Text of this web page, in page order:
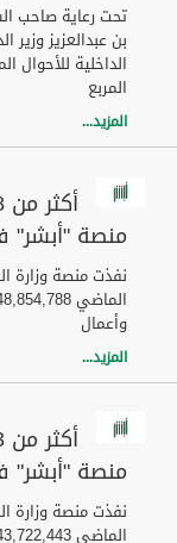
تحت رعاية صاحب
بن عبدالعزيز
الداخلية للأحوال
المربع
المزيد...
منصة "أبشر" في
نفذت منصة وزارة
وأعمال
المزيد...
منصة "أبشر" في
نفذت منصة وزارة